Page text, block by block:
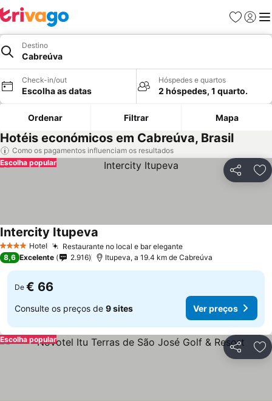
Favoritos
Iniciar
Destino
Cabreúva
Check-in/out
Escolha as datas
Hóspedes e quartos
2 hóspedes, 1 quarto.
Ordenar Filtrar Mapa
Hotéis económicos em Cabreúva, Brasil
Como os pagamentos influenciam os resultados
Partilhar
Escolha popular
4 EstrelasHotel Restaurante no local e bar elegante
Intercity Itupeva
8,6 Excelente 2.916 Itupeva, a 19.4 km de Cabreúva
De € 66
Consulte os preços de 9 sites Ver preços
Partilhar
Escolha popular